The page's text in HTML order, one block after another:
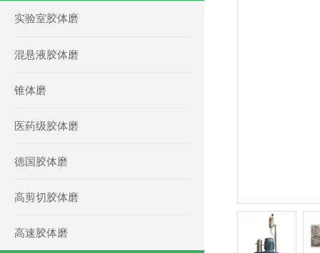
实验室胶体磨
混悬液胶体磨
锥体磨
医药级胶体磨
德国胶体磨
高剪切胶体磨
高速胶体磨